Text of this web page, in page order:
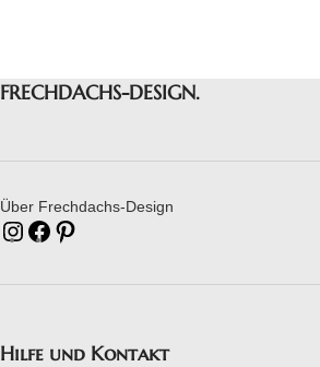
FRECHDACHS-DESIGN.
Über Frechdachs-Design
Hilfe und Kontakt